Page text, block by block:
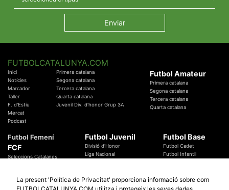
FUTBOLCATALUNYA.COM
Inici
Notícies
Marcador
Taller
F. d'Estiu
Mercat
Podcast
Primera catalana
Segona catalana
Tercera catalana
Quarta catalana
Juvenil Div. d'honor Grup 3A
Futbol Amateur
Primera catalana
Segona catalana
Tercera catalana
Quarta catalana
Futbol Femení
FCF
Seleccions Catalanes
Temes Federatius
Futbol Juvenil
Divisió d'Honor
Liga Nacional
Futbol Base
Futbol Cadet
Futbol Infantil
La present 'Política de Privacitat' proporciona informació sobre com